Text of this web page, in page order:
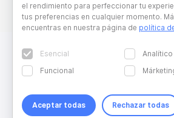
Copyright © 2026 Sygic. All right
el rendimiento para perfeccionar tu
tus preferencias en cualquier momento.
encuentras en nuestra página de política
Esencial
Analítico
Funcional
Aceptar todas Rechazar todas